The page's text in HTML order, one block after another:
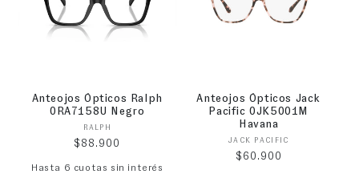
Anteojos Ópticos Ralph
0RA7158U Negro
Proveedor:
RALPH
Precio habitual
$88.900
Hasta 6 cuotas sin interés
Anteojos Ópticos Jack
Pacific 0JK5001M
Havana
Proveedor:
JACK PACIFIC
Precio habitual
$60.900